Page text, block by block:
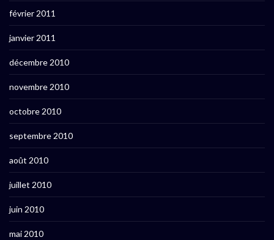
février 2011
janvier 2011
décembre 2010
novembre 2010
octobre 2010
septembre 2010
août 2010
juillet 2010
juin 2010
mai 2010